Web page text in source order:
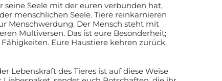
seine Seele mit der euren verbunden hat,
menschlichen Seele. Tiere reinkarnieren
Menschwerdung. Der Mensch steht mit
Multiversen. Das ist eure Besonderheit;
Eure Haustiere kehren zurück,
Lebenskraft des Tieres ist auf diese Weise